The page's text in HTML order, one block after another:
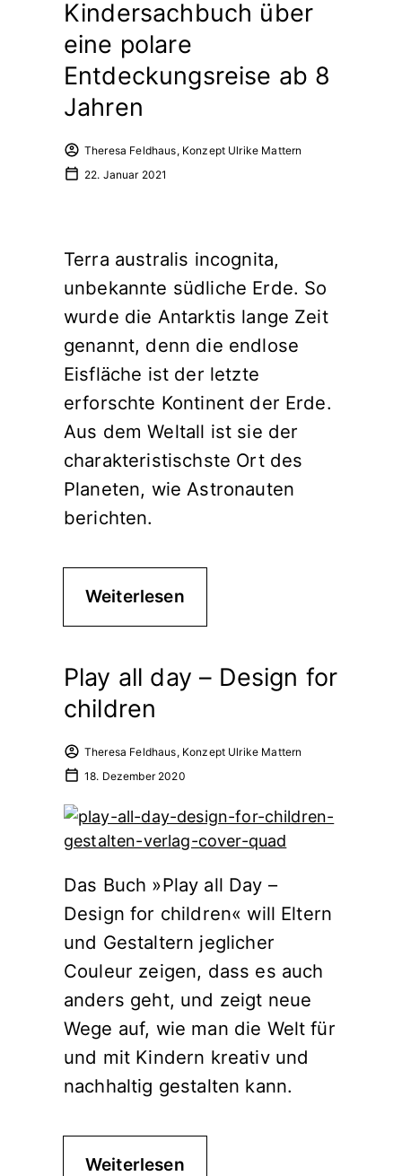
Kindersachbuch über
eine polare
Entdeckungsreise ab 8
Jahren
Theresa Feldhaus, Konzept Ulrike Mattern
22. Januar 2021
Terra australis incognita,
unbekannte südliche Erde. So
wurde die Antarktis lange Zeit
genannt, denn die endlose
Eisfläche ist der letzte
erforschte Kontinent der Erde.
Aus dem Weltall ist sie der
charakteristischste Ort des
Planeten, wie Astronauten
berichten.
Weiterlesen
Play all day – Design for
children
Theresa Feldhaus, Konzept Ulrike Mattern
18. Dezember 2020
Das Buch »Play all Day –
Design for children« will Eltern
und Gestaltern jeglicher
Couleur zeigen, dass es auch
anders geht, und zeigt neue
Wege auf, wie man die Welt für
und mit Kindern kreativ und
nachhaltig gestalten kann.
Weiterlesen